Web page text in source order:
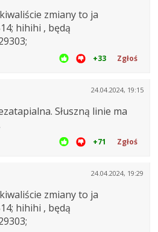
zmiany to ja
hihihi , będą
+33 Zgłoś
24.04.2024, 19:15
Słuszną linie ma
+71 Zgłoś
24.04.2024, 19:29
zmiany to ja
hihihi , będą